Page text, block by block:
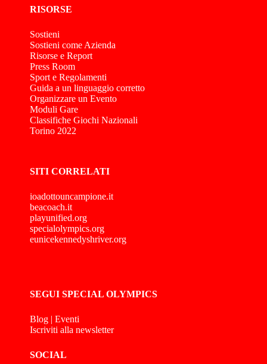
RISORSE
Sostieni
Sostieni come Azienda
Risorse e Report
Press Room
Sport e Regolamenti
Guida a un linguaggio corretto
Organizzare un Evento
Moduli Gare
Classifiche Giochi Nazionali
Torino 2022
SITI CORRELATI
ioadottouncampione.it
beacoach.it
playunified.org
specialolympics.org
eunicekennedyshriver.org
SEGUI SPECIAL OLYMPICS
Blog | Eventi
Iscriviti alla newsletter
SOCIAL